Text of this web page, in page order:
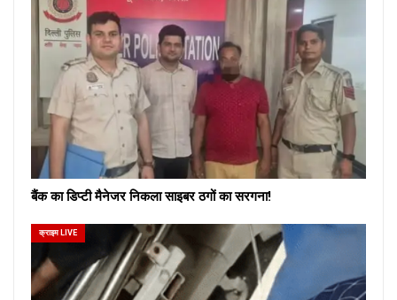
बैंक का डिप्टी मैनेजर निकला साइबर ठगों का सरगना!
क्राइम LIVE